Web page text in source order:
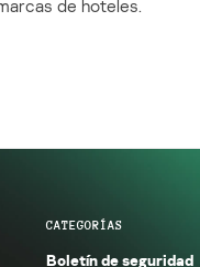
de hoteles.
CATEGORÍAS
Boletín de seguridad